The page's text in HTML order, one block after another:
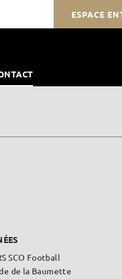
ESPACE
SCO Football
de la Baumette